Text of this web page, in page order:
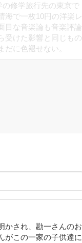
修学旅行先の東京で
海で一枚10円の洋楽レ
目な音楽論も音楽評論
受けた影響と同じもの
に色褪せない。
かされ、勘一さんのお
がこの一家の子供達に